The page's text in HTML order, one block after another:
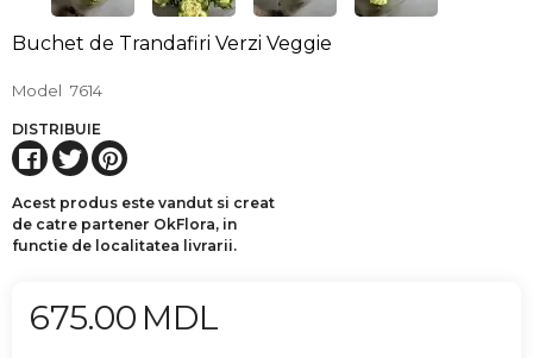
Buchet de Trandafiri Verzi Veggie
Model 7614
DISTRIBUIE
Acest produs este vandut si creat
de catre partener OkFlora, in
functie de localitatea livrarii.
675.00 MDL